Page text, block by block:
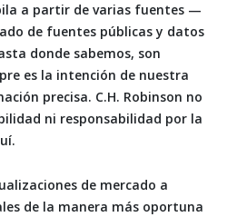
a partir de varias fuentes —
de fuentes públicas y datos
donde sabemos, son
es la intención de nuestra
precisa. C.H. Robinson no
ni responsabilidad por la
de mercado a
de la manera más oportuna